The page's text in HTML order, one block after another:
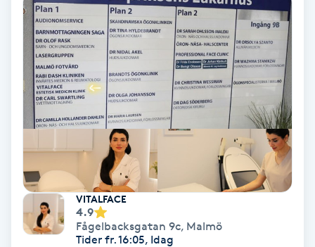
Spa
Spa manikyr & pedikyr
Spa-manikyr
Spa-pedikyr
Spraytan
Stylist
VITALFACE
4.9
Fågelbacksgatan 9c, Malmö
Tider fr. 16:05, Idag